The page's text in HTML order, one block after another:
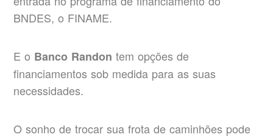
BNDES, o FINAME.
E o Banco Randontem opções de
financiamentos sob medida para as suas
necessidades.
O sonho de trocar sua frota de caminhões pode